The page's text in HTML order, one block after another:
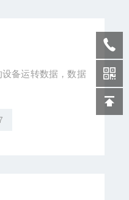
备运转数据，数据